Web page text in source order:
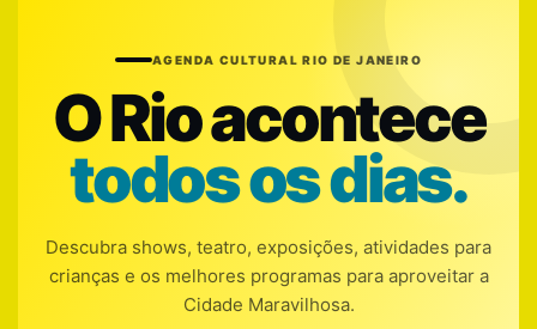
AGENDA CULTURAL RIO DE JANEIRO
O Rio acontece
todos os dias.
Descubra shows, teatro, exposições, atividades para
crianças e os melhores programas para aproveitar a
Cidade Maravilhosa.